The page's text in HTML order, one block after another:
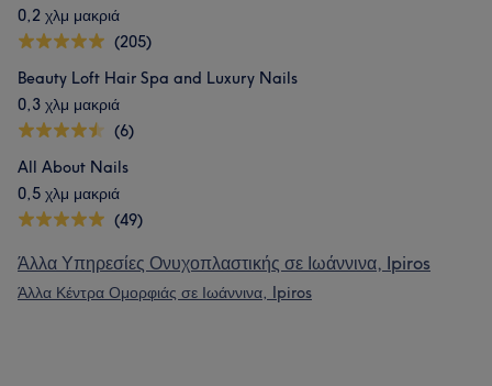
0,2 χλμ μακριά
(205)
Beauty Loft Hair Spa and Luxury Nails
0,3 χλμ μακριά
(6)
All About Nails
0,5 χλμ μακριά
(49)
Άλλα Υπηρεσίες Ονυχοπλαστικής σε Ιωάννινα, Ipiros
Άλλα Κέντρα Ομορφιάς σε Ιωάννινα, Ipiros